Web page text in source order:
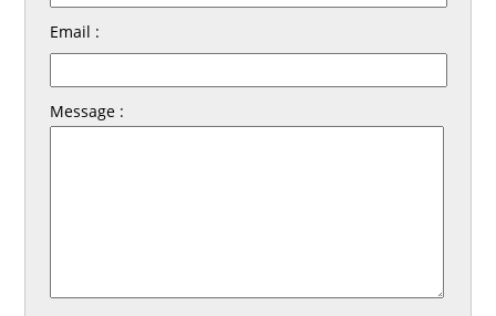
Email :
Message :